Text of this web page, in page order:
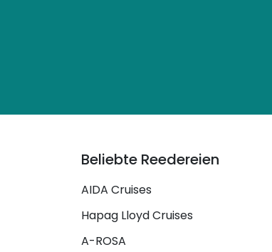
Beliebte Reedereien
AIDA Cruises
Hapag Lloyd Cruises
A-ROSA